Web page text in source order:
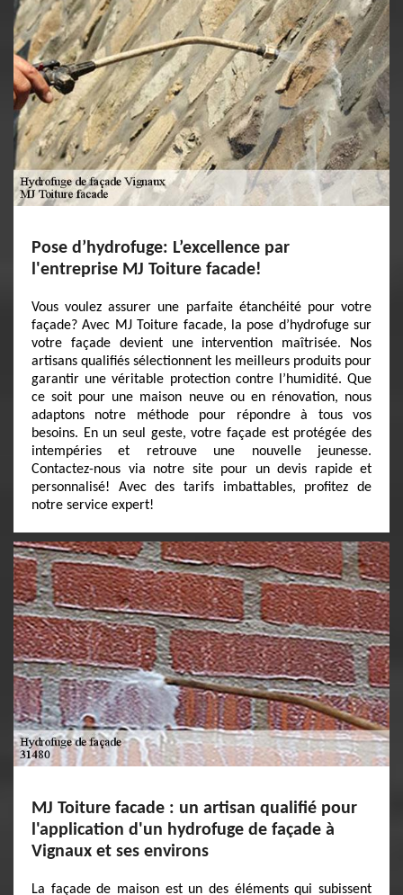
Pose d’hydrofuge: L’excellence par
l'entreprise MJ Toiture facade!
Vous voulez assurer une parfaite étanchéité pour votre
façade? Avec MJ Toiture facade, la pose d’hydrofuge sur
votre façade devient une intervention maîtrisée. Nos
artisans qualifiés sélectionnent les meilleurs produits pour
garantir une véritable protection contre l’humidité. Que
ce soit pour une maison neuve ou en rénovation, nous
adaptons notre méthode pour répondre à tous vos
besoins. En un seul geste, votre façade est protégée des
intempéries et retrouve une nouvelle jeunesse.
Contactez-nous via notre site pour un devis rapide et
personnalisé! Avec des tarifs imbattables, profitez de
notre service expert!
MJ Toiture facade : un artisan qualifié pour
l'application d'un hydrofuge de façade à
Vignaux et ses environs
La façade de maison est un des éléments qui subissent